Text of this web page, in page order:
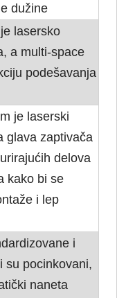
dužine
lasersko
a multi-space
podešavanja
je laserski
glava zaptivača
delova
kako bi se
i lep
i
su pocinkovani,
naneta